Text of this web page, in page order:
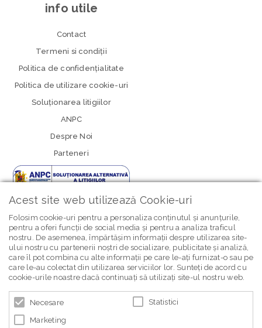
info utile
Contact
Termeni si condiţii
Politica de confidenţialitate
Politica de utilizare cookie-uri
Soluționarea litigiilor
ANPC
Despre Noi
Parteneri
newsletter Bebe Brands
Acest site web utilizează Cookie-uri
Folosim cookie-uri pentru a personaliza conținutul și anunțurile,
pentru a oferi funcții de social media și pentru a analiza traficul
nostru. De asemenea, împărtășim informații despre utilizarea site-
ului nostru cu partenerii noștri de socializare, publicitate și analiză,
care îl pot combina cu alte informații pe care le-ați furnizat-o sau pe
care le-au colectat din utilizarea serviciilor lor. Sunteți de acord cu
cookie-urile noastre dacă continuați să utilizați site-ul nostru web.
Necesare Statistici
Marketing